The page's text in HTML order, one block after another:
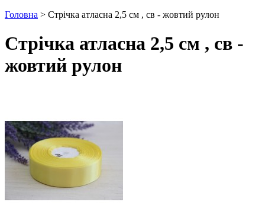
Головна > Стрічка атласна 2,5 см , св - жовтий рулон
Стрічка атласна 2,5 см , св -
жовтий рулон